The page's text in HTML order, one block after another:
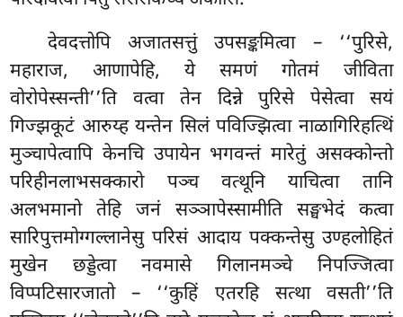
देवदत्तोपिअजातसत्तुं उपसङ्कमित्वा – ‘‘पुरिसे,
महाराज, आणापेहि, ये समणं गोतमं जीविता
वोरोपेस्सन्ती’’ति वत्वा तेन दिन्ने पुरिसे पेसेत्वा सयं
गिज्झकूटं आरुय्ह यन्तेन सिलं पविज्झित्वा नाळागिरिहत्थिं
मुञ्चापेत्वापि केनचि उपायेन भगवन्तं मारेतुं असक्कोन्तो
परिहीनलाभसक्कारो पञ्च वत्थूनि याचित्वा तानि
अलभमानो तेहि जनं सञ्ञापेस्सामीति सङ्घभेदं कत्वा
सारिपुत्तमोग्गल्लानेसु परिसं आदाय पक्कन्तेसु उण्हलोहितं
मुखेन छड्डेत्वा नवमासे गिलानमञ्चे निपज्जित्वा
विप्पटिसारजातो – ‘‘कुहिं एतरहि सत्था वसती’’ति